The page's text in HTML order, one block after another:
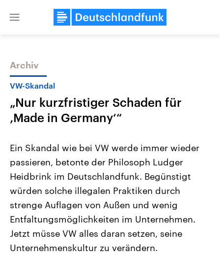
Close
Themen
Landtagswahl Sachsen-Anhalt
2026
Alle Informationen
Sachsen-Anhalt wählt am 6.
September 2026 einen neuen
Landtag. Seit 2021 wird das
Bundesland von einer Koalition aus
CDU, SPD und FDP regiert.-
Umfragen, Prognosen,
Wahlprogramme, aktuelle Berichte
und Hintergründe zu den Parteien
USA
Aktuelle Beiträge,
Hintergründe
Wirtschaftlich und
gehören die Vereinigten
den mächtigsten Ländern
mit großem Einfluss auf
Sendungen Programm Podcasts
Archiv
VW-Skandal
„Nur kurzfristiger Schaden für
‚Made in Germany‘“
Ein Skandal wie bei VW werde immer wieder
passieren, betonte der Philosoph Ludger
Heidbrink im Deutschlandfunk. Begünstigt
würden solche illegalen Praktiken durch
strenge Auflagen von Außen und wenig
Entfaltungsmöglichkeiten im Unternehmen.
Jetzt müsse VW alles daran setzen, seine
Unternehmenskultur zu verändern.